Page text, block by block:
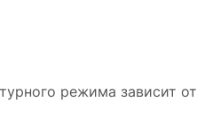
режима зависит от